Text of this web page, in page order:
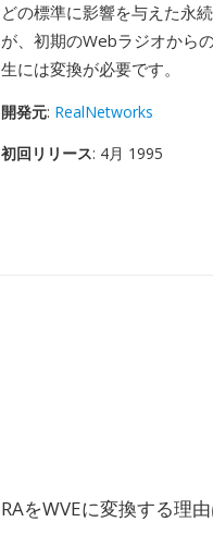
どの標準に影響を与えた永
が、初期のWebラジオから
生には変換が必要です。
開発元: RealNetworks
初回リリース: 4月 1995
RAをWVEに変換する理由